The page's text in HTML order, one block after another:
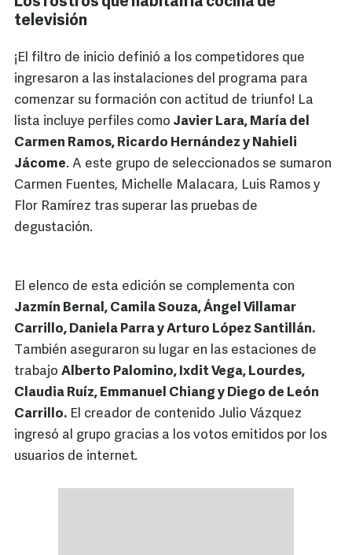
televisión
¡El filtro de inicio definió a los competidores que
ingresaron a las instalaciones del programa para
comenzar su formación con actitud de triunfo! La
lista incluye perfiles como Javier Lara, María del
Carmen Ramos, Ricardo Hernández y Nahieli
Jácome. A este grupo de seleccionados se sumaron
Carmen Fuentes, Michelle Malacara, Luis Ramos y
Flor Ramírez tras superar las pruebas de
degustación.
El elenco de esta edición se complementa con
Jazmín Bernal, Camila Souza, Ángel Villamar
Carrillo, Daniela Parra y Arturo López Santillán.
También aseguraron su lugar en las estaciones de
trabajo Alberto Palomino, Ixdit Vega, Lourdes,
Claudia Ruíz, Emmanuel Chiang y Diego de León
Carrillo. El creador de contenido Julio Vázquez
ingresó al grupo gracias a los votos emitidos por los
usuarios de internet.